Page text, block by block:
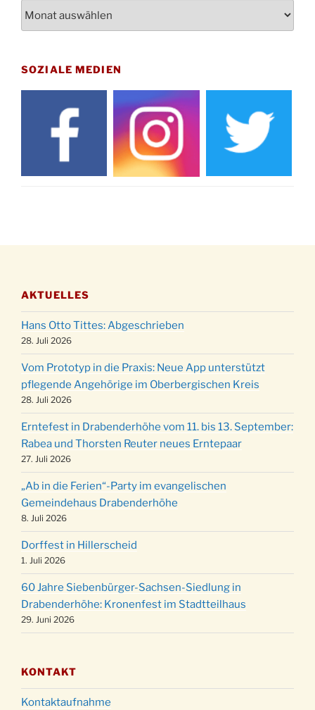
12.11.
St. Martin Umzug in Drabenderhöhe um 17:00
Uhr
Drabenderhöhe um 11:15 Uhr
21.11.
Basar im Ev. Gemeindehaus von 14-16:30 Uhr
Katharinenball des Honterus Chors im
Stadtteilhaus um 19:00 Uhr
Kinderbibeltag im Ev. Gemeindehaus von 10-
12 Uhr
Stadtteilhaus um 19:00 Uhr
11.12.
Puer-Natus weihnachtliches Brauchtum am
Robert-Gassner-Hof um 17:00 Uhr
19.12.
Kinderbibeltag im Ev. Gemeindehaus von 10-
12 Uhr
20.12.
Weihnachts-Konzert des Honterus Chors in
der Kirche um 17:00 Uhr
24.12.
Familiengottesdienst mit Krippenspiel im Ev.
Gemeindehaus um 15:00 Uhr
24.12. Familiengottesdienst in der FeG um 16 Uhr
24.12.
Weihnachtsgottesdienst in der Kirche um
15:00 Uhr
24.12.
Weihnachtsgottesdienst in der Kirche um
18:00 Uhr
24.12.
Christmette mit der ev. Jugend in der Kirche
um 23:00 Uhr
31.12.
Gottesdienst zu Silvester in der Kirche um
18:00 Uhr
SOZIALE MEDIEN
AKTUELLES
Hans Otto Tittes: Abgeschrieben
28. Juli 2026
Vom Prototyp in die Praxis: Neue App unterstützt
pflegende Angehörige im Oberbergischen Kreis
28. Juli 2026
Erntefest in Drabenderhöhe vom 11. bis 13. September:
Rabea und Thorsten Reuter neues Erntepaar
27. Juli 2026
„Ab in die Ferien“-Party im evangelischen
Gemeindehaus Drabenderhöhe
8. Juli 2026
Dorffest in Hillerscheid
1. Juli 2026
60 Jahre Siebenbürger-Sachsen-Siedlung in
Drabenderhöhe: Kronenfest im Stadtteilhaus
29. Juni 2026
KONTAKT
Kontaktaufnahme